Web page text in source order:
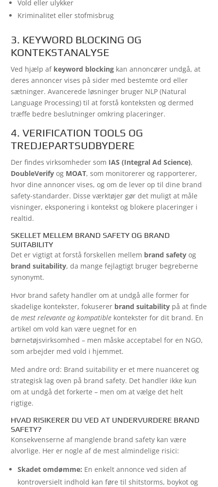
Vold eller ulykker
Kriminalitet eller stofmisbrug
3. KEYWORD BLOCKING OG
KONTEKSTANALYSE
Ved hjælp af keyword blocking kan annoncører undgå, at
deres annoncer vises på sider med bestemte ord eller
sætninger. Avancerede løsninger bruger NLP (Natural
Language Processing) til at forstå konteksten og dermed
træffe bedre beslutninger omkring placeringer.
4. VERIFICATION TOOLS OG
TREDJEPARTSUDBYDERE
Der findes virksomheder som IAS (Integral Ad Science),
DoubleVerify og MOAT, som monitorerer og rapporterer,
hvor dine annoncer vises, og om de lever op til dine brand
safety-standarder. Disse værktøjer gør det muligt at måle
visninger, eksponering i kontekst og blokere placeringer i
realtid.
SKELLET MELLEM BRAND SAFETY OG BRAND
SUITABILITY
Det er vigtigt at forstå forskellen mellem brand safety og
brand suitability, da mange fejlagtigt bruger begreberne
synonymt.
Hvor brand safety handler om at undgå alle former for
skadelige kontekster, fokuserer brand suitability på at finde
demest relevante og kompatible kontekster for dit brand. En
artikel om vold kan være uegnet for en
børnetøjsvirksomhed – men måske acceptabel for en NGO,
som arbejder med vold i hjemmet.
Med andre ord: Brand suitability er et mere nuanceret og
strategisk lag oven på brand safety. Det handler ikke kun
om at undgå det forkerte – men om at vælge det helt
rigtige.
HVAD RISIKERER DU VED AT UNDERVURDERE BRAND
SAFETY?
Konsekvenserne af manglende brand safety kan være
alvorlige. Her er nogle af de mest almindelige risici:
Skadet omdømme: En enkelt annonce ved siden af
kontroversielt indhold kan føre til shitstorms, boykot og